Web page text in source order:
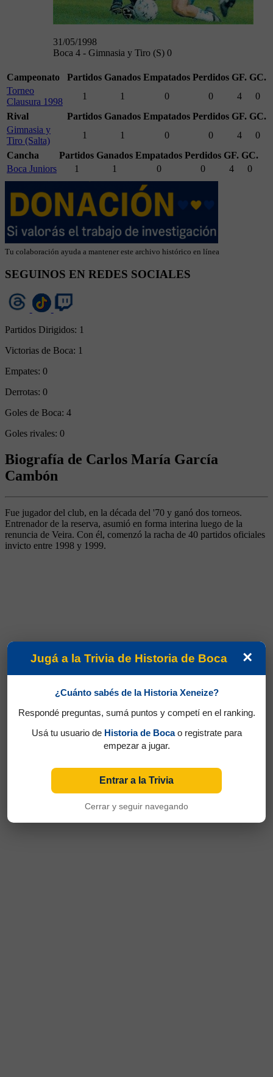
31/05/1998
Boca 4 - Gimnasia y Tiro (S) 0
Campeonato Partidos Ganados Empatados Perdidos GF. GC.
Torneo
Clausura 1998
1 1 0 0 4
0
Rival
Partidos Ganados Empatados Perdidos GF. GC.
Gimnasia y
Tiro (Salta)
1 1 0 0 4
0
Cancha
Partidos Ganados Empatados Perdidos GF. GC.
Boca Juniors
1 1 0 0 4 0
Tu colaboración ayuda a mantener este archivo histórico en línea
SEGUINOS EN REDES SOCIALES
Partidos Dirigidos: 1
Victorias de Boca: 1
Empates: 0
Derrotas: 0
Goles de Boca: 4
Goles rivales: 0
Biografía de Carlos María García
Cambón
Fue jugador del club, en la década del '70 y ganó dos torneos.
Entrenador de la reserva, asumió en forma interina luego de la
renuncia de Veira. Con él, comenzó la racha de 40 partidos oficiales
invicto entre 1998 y 1999.
×
Jugá a la Trivia de Historia de Boca
¿Cuánto sabés de la Historia Xeneize?
Respondé preguntas, sumá puntos y competí en el ranking.
Usá tu usuario de Historia de Bocao registrate para
empezar a jugar.
Entrar a la Trivia
Cerrar y seguir navegando